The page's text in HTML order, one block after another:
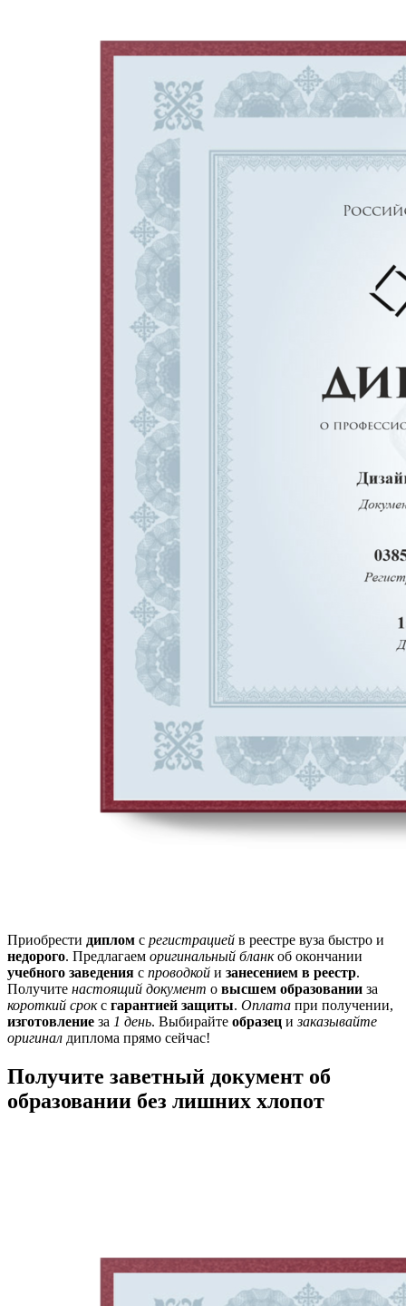
Приобрести диплом с регистрацией в реестре вуза быстро и
недорого. Предлагаем оригинальный бланкоб окончании
учебного заведения с проводкой и занесением в реестр.
Получите настоящий документ о высшем образовании за
короткий срокс гарантией защиты. Оплата при получении,
изготовление за 1 день. Выбирайте образец изаказывайте
оригинал диплома прямо сейчас!
Получите заветный документ об
образовании без лишних хлопот